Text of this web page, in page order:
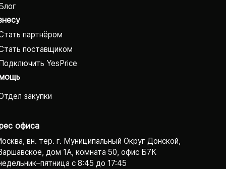
партнёром
поставщиком
YesPrice
закупки
офиса
вн. тер. г. Муниципальный Округ Донской,
дом 1А, комната 50, офис Б7К
с 8:45 до 17:45